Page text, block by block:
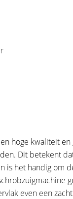
hoge kwaliteit
Dit betekent
is het handig om
even een